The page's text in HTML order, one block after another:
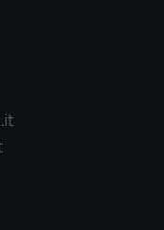
non